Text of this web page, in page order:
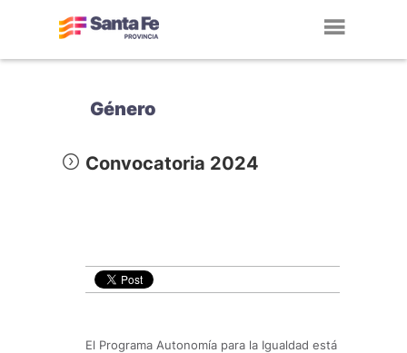
Género
Convocatoria 2024
El Programa Autonomía para la Igualdad está